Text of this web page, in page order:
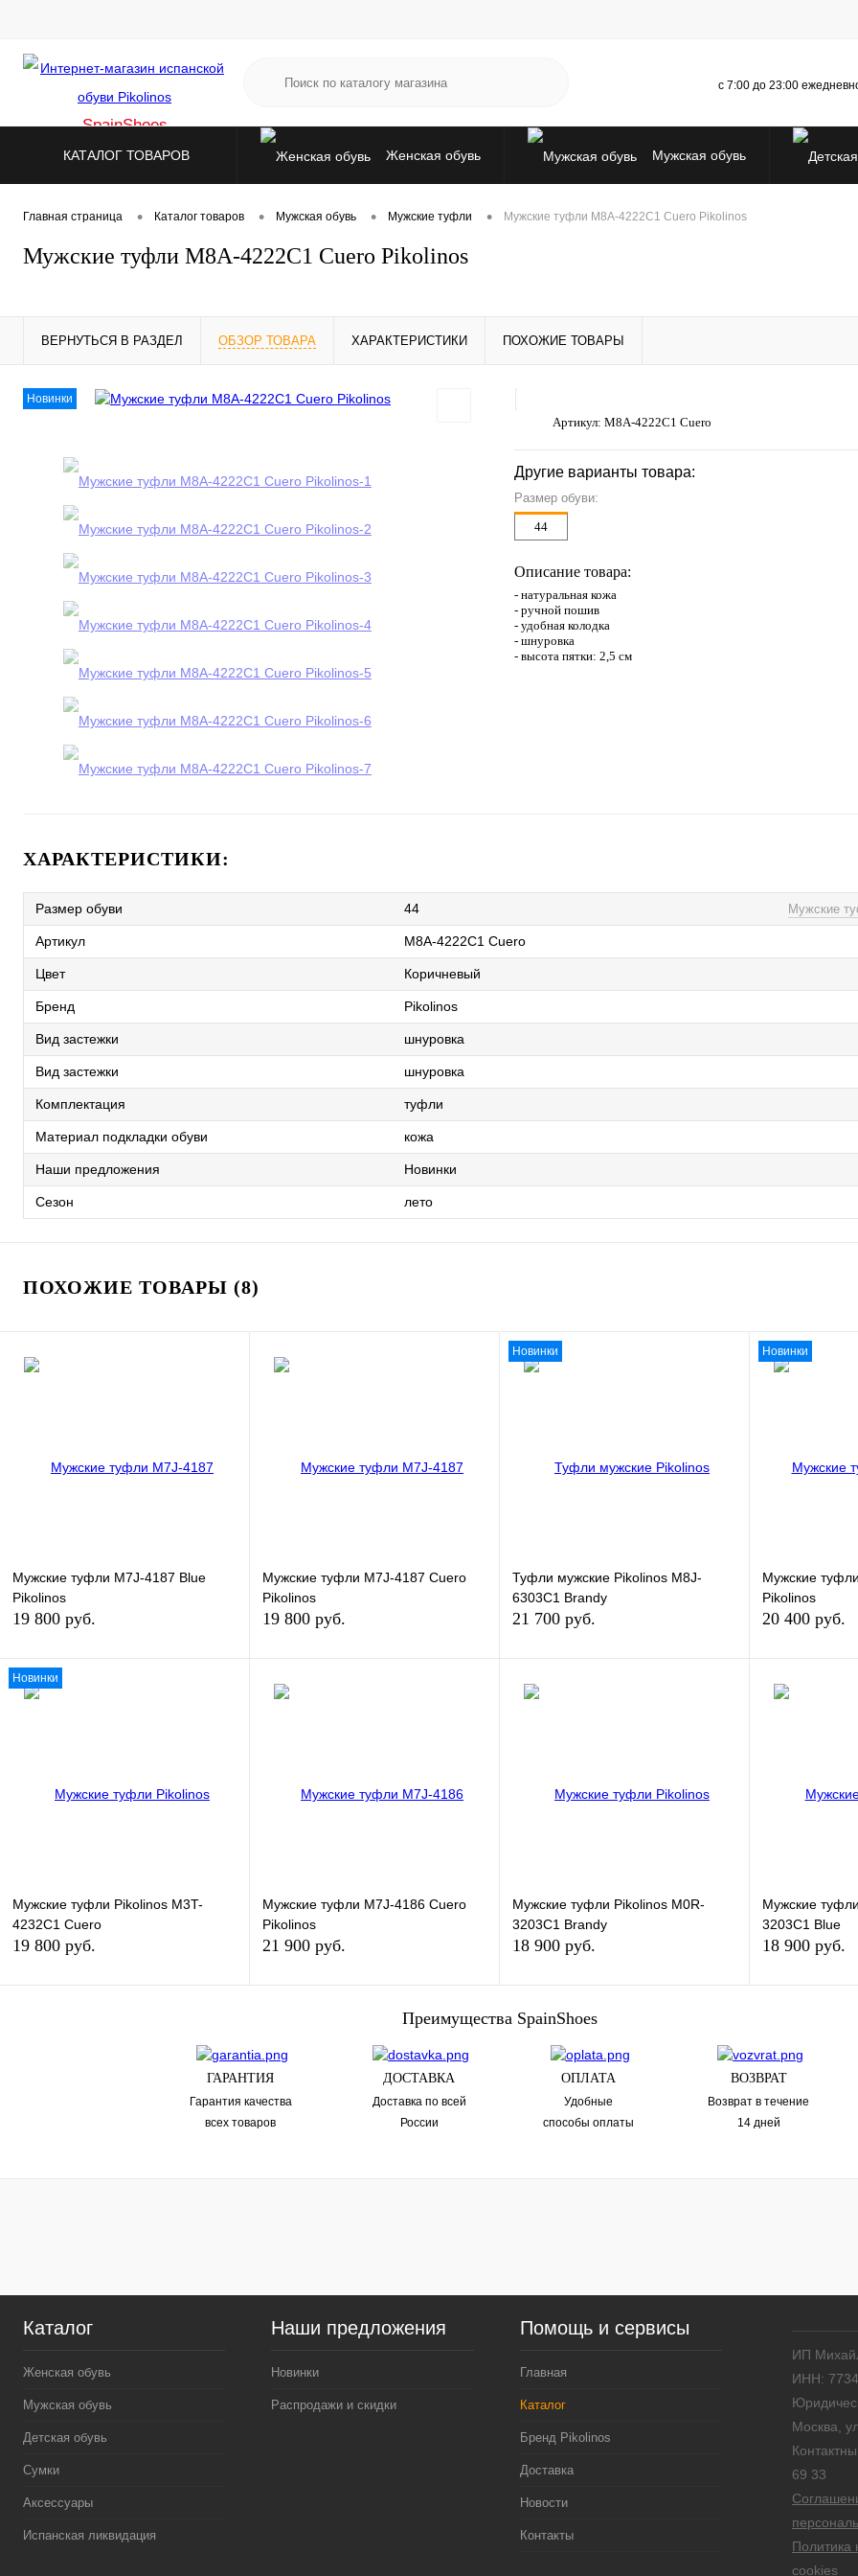
SpainShoes
с 7:00 до 23:00
КАТАЛОГ ТОВАРОВ Женская обувь Мужская обувь
Аксессуары Испанская ликвидация
Главная страница • Каталог товаров • Мужская обувь • Мужские туфли • Мужские туфли M8A-4222C1 Cuero Pikolinos
Мужские туфли M8A-4222C1 Cuero Pikolinos
ВЕРНУТЬСЯ В РАЗДЕЛ ОБЗОР ТОВАРА ХАРАКТЕРИСТИКИ ПОХОЖИЕ ТОВАРЫ
Новинки
Артикул: M8A-4222C1 Cuero
Другие варианты товара:
Размер обуви:
44
Описание товара:
- натуральная кожа
- ручной пошив
- удобная колодка
- шнуровка
- высота пятки: 2,5 см
ХАРАКТЕРИСТИКИ:
Размер обуви 44 Мужские
Артикул M8A-4222C1 Cuero
Цвет Коричневый
Бренд Pikolinos
Вид застежки шнуровка
Вид застежки шнуровка
Комплектация туфли
Материал подкладки обуви кожа
Наши предложения Новинки
Сезон лето
ПОХОЖИЕ ТОВАРЫ (8)
Мужские туфли M7J-4187 Blue
Pikolinos
19 800 руб.
наличии
Мужские туфли M7J-4187 Cuero
Pikolinos
19 800 руб.
наличии
Новинки
Туфли мужские Pikolinos M8J-
6303C1 Brandy
21 700 руб.
наличии
Новинки
Мужские
Pikolinos
20 400 руб.
Новинки
Мужские туфли Pikolinos M3T-
4232C1 Cuero
19 800 руб.
В
Мужские туфли M7J-4186 Cuero
Pikolinos
21 900 руб.
В корзину
Купить в 1 клик
В избранное
наличии
Мужские туфли Pikolinos M0R-
3203C1 Brandy
18 900 руб.
Купить в 1 клик
В избранное
В
Мужские
3203C1 Blue
18 900 руб.
Купить в 1
В избранное
Преимущества SpainShoes
ГАРАНТИЯ ДОСТАВКА ОПЛАТА ВОЗВРАТ
Гарантия качества
всех товаров
Доставка по всей
России
Удобные
способы оплаты
Возврат в течениe
14 дней
Каталог
Женская обувь
Мужская обувь
Детская обувь
Сумки
Аксессуары
Испанская ликвидация
Наши предложения
Новинки
Распродажи и скидки
Помощь и сервисы
Главная
Каталог
Бренд Pikolinos
Доставка
Новости
Контакты
ИП
ИНН:
Москва,
69 33
Политика
cookies